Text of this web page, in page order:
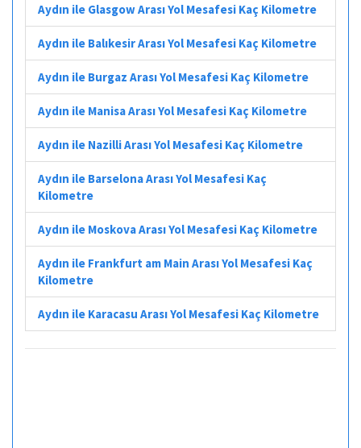
Aydın ile Glasgow Arası Yol Mesafesi Kaç Kilometre
Aydın ile Balıkesir Arası Yol Mesafesi Kaç Kilometre
Aydın ile Burgaz Arası Yol Mesafesi Kaç Kilometre
Aydın ile Manisa Arası Yol Mesafesi Kaç Kilometre
Aydın ile Nazilli Arası Yol Mesafesi Kaç Kilometre
Aydın ile Barselona Arası Yol Mesafesi Kaç
Kilometre
Aydın ile Moskova Arası Yol Mesafesi Kaç Kilometre
Aydın ile Frankfurt am Main Arası Yol Mesafesi Kaç
Kilometre
Aydın ile Karacasu Arası Yol Mesafesi Kaç Kilometre